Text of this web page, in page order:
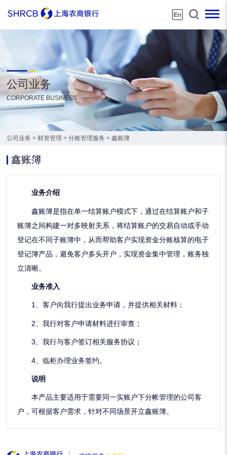
公司业务
CORPORATE BUSINESS
公司业务 > 财资管理 >分账管理服务 >鑫账簿
鑫账簿
业务介绍
鑫账簿是指在单一结算账户模式下，通过在结算账户和子
账簿之间构建一对多映射关系，将结算账户的交易自动或手动
登记在不同子账簿中，从而帮助客户实现资金分账核算的电子
登记簿产品，避免客户多头开户，实现资金集中管理，账务独
立清晰。
业务准入
1、客户向我行提出业务申请，并提供相关材料；
2、我行对客户申请材料进行审查；
3、我行与客户签订相关服务协议；
4、临柜办理业务签约。
说明
本产品主要适用于需要同一实账户下分帐管理的公司客
户，可根据客户需求，针对不同场景开立鑫账簿。